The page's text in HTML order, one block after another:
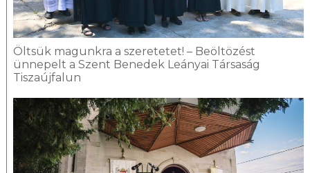
Öltsük magunkra a szeretetet! – Beöltözést
ünnepelt a Szent Benedek Leányai Társaság
Tiszaújfalun